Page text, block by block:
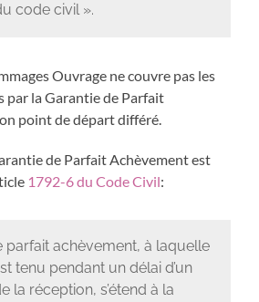
code civil ».
Ouvrage ne couvre pas les
par la Garantie de Parfait
point de départ différé.
de Parfait Achèvement est
1792-6 du Code Civil:
parfait achèvement, à laquelle
tenu pendant un délai d’un
la réception, s’étend à la